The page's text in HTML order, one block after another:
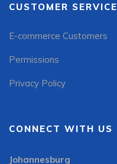
CUSTOMER SERVICE
E-commerce Customers
Permissions
Privacy Policy
CONNECT WITH US
Johannesburg